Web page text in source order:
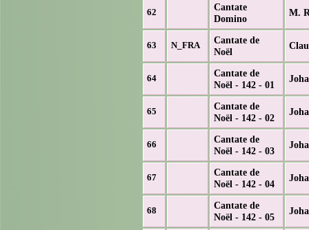
62
Cantate
Domino
M.
63 N_FRA
Cantate de
Noël
64
Cantate de
Noël - 142 - 01
65
Cantate de
Noël - 142 - 02
66
Cantate de
Noël - 142 - 03
67
Cantate de
Noël - 142 - 04
68
Cantate de
Noël - 142 - 05